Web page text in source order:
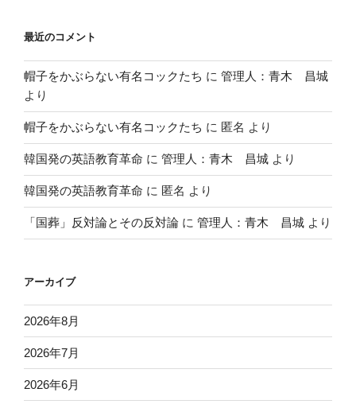
最近のコメント
帽子をかぶらない有名コックたち に 管理人：青木 昌城
より
帽子をかぶらない有名コックたち に 匿名 より
韓国発の英語教育革命 に 管理人：青木 昌城 より
韓国発の英語教育革命 に 匿名 より
「国葬」反対論とその反対論 に 管理人：青木 昌城 より
アーカイブ
2026年8月
2026年7月
2026年6月